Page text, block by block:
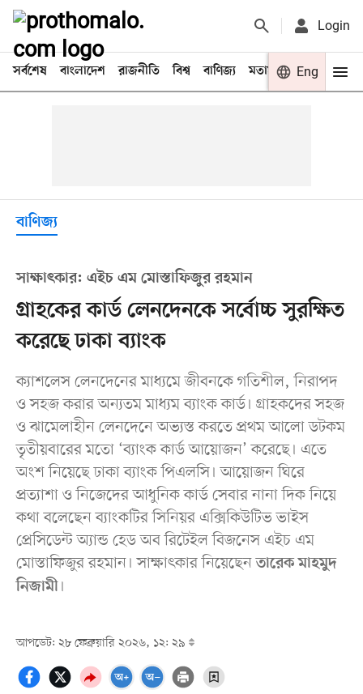
Login
সর্বশেষ বাংলাদেশ রাজনীতি বিশ্ব বাণিজ্য মতামত খেলা
Eng
বাণিজ্য
সাক্ষাৎকার: এইচ এম মোস্তাফিজুর রহমান
গ্রাহকের কার্ড লেনদেনকে সর্বোচ্চ সুরক্ষিত
করেছে ঢাকা ব্যাংক
ক্যাশলেস লেনদেনের মাধ্যমে জীবনকে গতিশীল, নিরাপদ
ও সহজ করার অন্যতম মাধ্যম ব্যাংক কার্ড। গ্রাহকদের সহজ
ও ঝামেলাহীন লেনদেনে অভ্যস্ত করতে প্রথম আলো ডটকম
তৃতীয়বারের মতো ‘ব্যাংক কার্ড আয়োজন’ করেছে। এতে
অংশ নিয়েছে ঢাকা ব্যাংক পিএলসি। আয়োজন ঘিরে
প্রত্যাশা ও নিজেদের আধুনিক কার্ড সেবার নানা দিক নিয়ে
কথা বলেছেন ব্যাংকটির সিনিয়র এক্সিকিউটিভ ভাইস
প্রেসিডেন্ট অ্যান্ড হেড অব রিটেইল বিজনেস এইচ এম
মোস্তাফিজুর রহমান। সাক্ষাৎকার নিয়েছেনতারেক মাহমুদ
নিজামী।
আপডেট: ২৮ ফেব্রুয়ারি ২০২৬, ১২: ২৯